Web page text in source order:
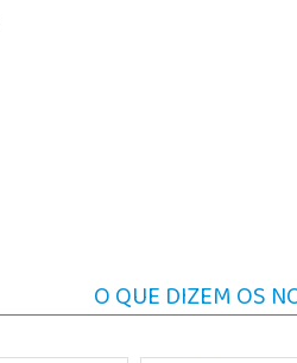
O QUE DIZEM OS